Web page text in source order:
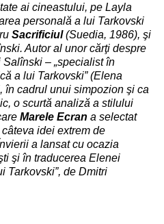
ai cineastului, pe Layla
personală a lui Tarkovski
Sacrificiul(Suedia, 1986), şi
Autor al unor cărţi despre
Salînski – „specialist în
a lui Tarkovski” (Elena
în cadrul unui simpozion şi ca
o scurtă analiză a stilului
Marele Ecran a selectat
idei extrem de
a lansat cu ocazia
şi în traducerea Elenei
Tarkovski”, de Dmitri